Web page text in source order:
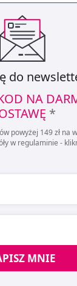
do
NA
*
powyżej 149 zł na
w regulaminie -
MNIE